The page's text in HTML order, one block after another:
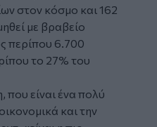
στον κόσμο και 162
με βραβείο
περίπου 6.700
το 27% του
είναι ένα πολύ
και την